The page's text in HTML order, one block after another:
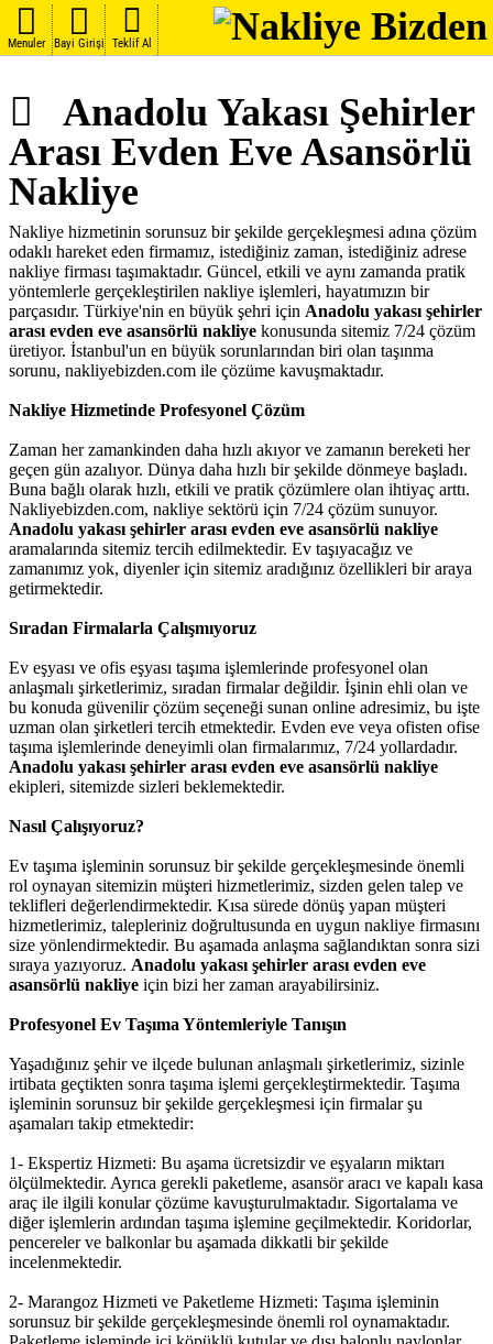
Menuler Bayi Girişi Teklif Al
Anadolu Yakası Şehirler
Arası Evden Eve Asansörlü
Nakliye
Nakliye hizmetinin sorunsuz bir şekilde gerçekleşmesi adına çözüm
odaklı hareket eden firmamız, istediğiniz zaman, istediğiniz adrese
nakliye firması taşımaktadır. Güncel, etkili ve aynı zamanda pratik
yöntemlerle gerçekleştirilen nakliye işlemleri, hayatımızın bir
parçasıdır. Türkiye'nin en büyük şehri için Anadolu yakası şehirler
arası evden eve asansörlü nakliye konusunda sitemiz 7/24 çözüm
üretiyor. İstanbul'un en büyük sorunlarından biri olan taşınma
sorunu, nakliyebizden.com ile çözüme kavuşmaktadır.
Nakliye Hizmetinde Profesyonel Çözüm
Zaman her zamankinden daha hızlı akıyor ve zamanın bereketi her
geçen gün azalıyor. Dünya daha hızlı bir şekilde dönmeye başladı.
Buna bağlı olarak hızlı, etkili ve pratik çözümlere olan ihtiyaç arttı.
Nakliyebizden.com, nakliye sektörü için 7/24 çözüm sunuyor.
Anadolu yakası şehirler arası evden eve asansörlü nakliye
aramalarında sitemiz tercih edilmektedir. Ev taşıyacağız ve
zamanımız yok, diyenler için sitemiz aradığınız özellikleri bir araya
getirmektedir.
Sıradan Firmalarla Çalışmıyoruz
Ev eşyası ve ofis eşyası taşıma işlemlerinde profesyonel olan
anlaşmalı şirketlerimiz, sıradan firmalar değildir. İşinin ehli olan ve
bu konuda güvenilir çözüm seçeneği sunan online adresimiz, bu işte
uzman olan şirketleri tercih etmektedir. Evden eve veya ofisten ofise
taşıma işlemlerinde deneyimli olan firmalarımız, 7/24 yollardadır.
Anadolu yakası şehirler arası evden eve asansörlü nakliye
ekipleri, sitemizde sizleri beklemektedir.
Nasıl Çalışıyoruz?
Ev taşıma işleminin sorunsuz bir şekilde gerçekleşmesinde önemli
rol oynayan sitemizin müşteri hizmetlerimiz, sizden gelen talep ve
teklifleri değerlendirmektedir. Kısa sürede dönüş yapan müşteri
hizmetlerimiz, talepleriniz doğrultusunda en uygun nakliye firmasını
size yönlendirmektedir. Bu aşamada anlaşma sağlandıktan sonra sizi
sıraya yazıyoruz. Anadolu yakası şehirler arası evden eve
asansörlü nakliye için bizi her zaman arayabilirsiniz.
Profesyonel Ev Taşıma Yöntemleriyle Tanışın
Yaşadığınız şehir ve ilçede bulunan anlaşmalı şirketlerimiz, sizinle
irtibata geçtikten sonra taşıma işlemi gerçekleştirmektedir. Taşıma
işleminin sorunsuz bir şekilde gerçekleşmesi için firmalar şu
aşamaları takip etmektedir:
1- Ekspertiz Hizmeti: Bu aşama ücretsizdir ve eşyaların miktarı
ölçülmektedir. Ayrıca gerekli paketleme, asansör aracı ve kapalı kasa
araç ile ilgili konular çözüme kavuşturulmaktadır. Sigortalama ve
diğer işlemlerin ardından taşıma işlemine geçilmektedir. Koridorlar,
pencereler ve balkonlar bu aşamada dikkatli bir şekilde
incelenmektedir.
2- Marangoz Hizmeti ve Paketleme Hizmeti: Taşıma işleminin
sorunsuz bir şekilde gerçekleşmesinde önemli rol oynamaktadır.